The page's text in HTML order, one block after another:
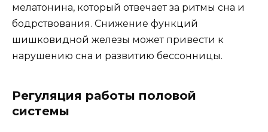
мелатонина, который отвечает за ритмы сна и
бодрствования. Снижение функций
шишковидной железы может привести к
нарушению сна и развитию бессонницы.
Регуляция работы половой
системы